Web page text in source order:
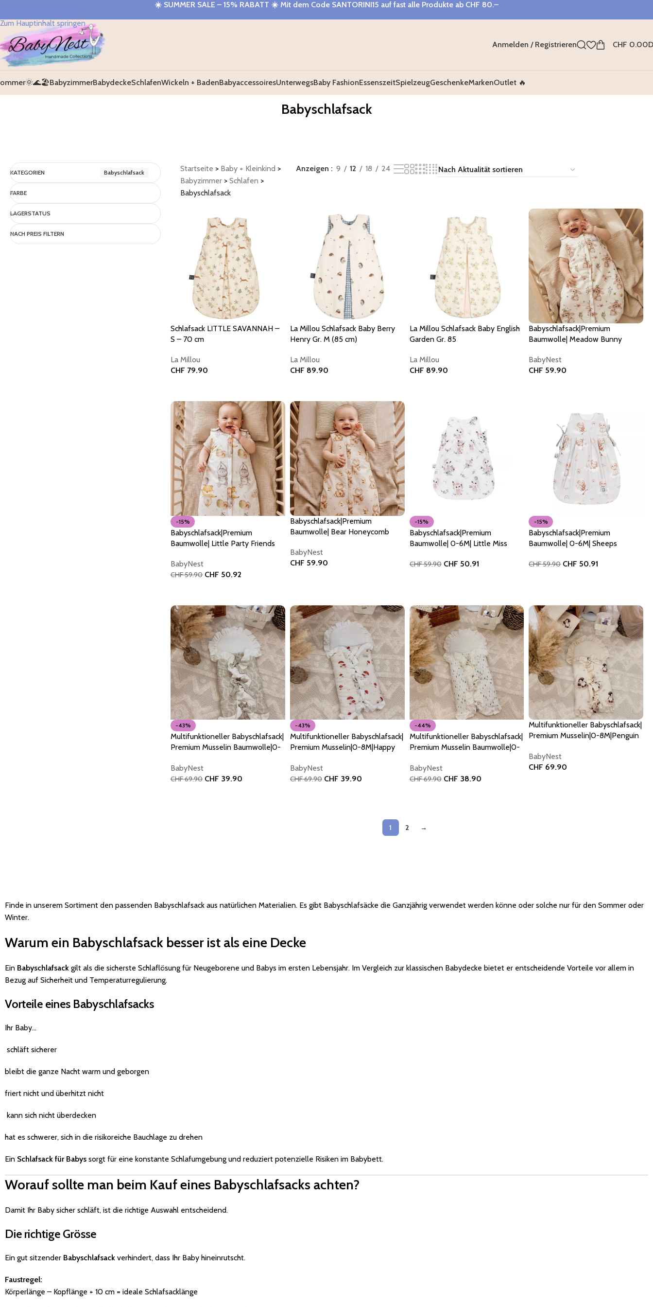
Zum Hauptinhalt springen
☀️ SUMMER SALE – 15% RABATT ☀️ Mit dem Code SANTORINI15 auf fast alle Produkte ab CHF 80.–
Anmelden / Registrieren CHF 0.00
BabyzimmerBabydeckeSchlafenWickeln + BadenBabyaccessoiresUnterwegsBaby FashionEssenszeitSpielzeugGeschenkeMarkenOutlet 🔥
Babyschlafsack
KATEGORIEN Babyschlafsack
FARBE
LAGERSTATUS
NACH PREIS FILTERN
Startseite > Baby + Kleinkind >
Babyzimmer > Schlafen >
Babyschlafsack
Anzeigen 9 12 18 24
Schlafsack LITTLE SAVANNAH –
S – 70 cm
La Millou
CHF 79.90
La Millou Schlafsack Baby Berry
Henry Gr. M (85 cm)
La Millou
CHF 89.90
La Millou Schlafsack Baby English
Garden Gr. 85
La Millou
CHF 89.90
Babyschlafsack|Premium
Baumwolle| Meadow Bunny
BabyNest
CHF 59.90
-15%
Babyschlafsack|Premium
Baumwolle| Little Party Friends
BabyNest
CHF59.90 CHF 50.92
Babyschlafsack|Premium
Baumwolle| Bear Honeycomb
BabyNest
CHF 59.90
-15%
Babyschlafsack|Premium
Baumwolle| 0-6M| Little Miss
CHF59.90 CHF 50.91
-15%
Babyschlafsack|Premium
Baumwolle| 0-6M| Sheeps
CHF59.90 CHF 50.91
-43%
Multifunktioneller Babyschlafsack|
Premium Musselin Baumwolle|0-
BabyNest
CHF69.90 CHF 39.90
-43%
Multifunktioneller Babyschlafsack|
Premium Musselin|0-8M|Happy
BabyNest
CHF69.90 CHF 39.90
-44%
Multifunktioneller Babyschlafsack|
Premium Musselin Baumwolle|0-
BabyNest
CHF69.90 CHF 38.90
Multifunktioneller Babyschlafsack|
Premium Musselin|0-8M|Penguin
BabyNest
CHF 69.90
1 2 →
Finde in unserem Sortiment den passenden Babyschlafsack aus natürlichen Materialien. Es gibt Babyschlafsäcke die Ganzjährig verwendet werden könne oder solche nur für den Sommer oder
Winter.
Warum ein Babyschlafsack besser ist als eine Decke
Ein Babyschlafsack gilt als die sicherste Schlaflösung für Neugeborene und Babys im ersten Lebensjahr. Im Vergleich zur klassischen Babydecke bietet er entscheidende Vorteile vor allem in
Bezug auf Sicherheit und Temperaturregulierung.
Vorteile eines Babyschlafsacks
Ihr Baby…
schläft sicherer
bleibt die ganze Nacht warm und geborgen
friert nicht und überhitzt nicht
kann sich nicht überdecken
hat es schwerer, sich in die risikoreiche Bauchlage zu drehen
Ein Schlafsack für Babys sorgt für eine konstante Schlafumgebung und reduziert potenzielle Risiken im Babybett.
Worauf sollte man beim Kauf eines Babyschlafsacks achten?
Damit Ihr Baby sicher schläft, ist die richtige Auswahl entscheidend.
Die richtige Grösse
Ein gut sitzender Babyschlafsack verhindert, dass Ihr Baby hineinrutscht.
Faustregel:
Körperlänge – Kopflänge + 10 cm = ideale Schlafsacklänge